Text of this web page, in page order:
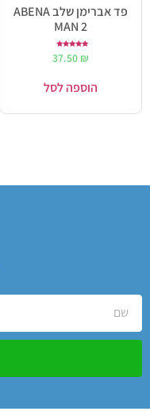
פד אברימן שלב ABENA
MAN 2
5.00
37.50 ₪
הוספה לסל